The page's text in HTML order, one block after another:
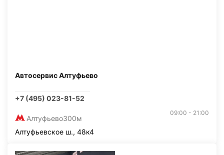
Автосервис Алтуфьево
+7 (495) 023-81-52
Алтуфьево300м
09:00 - 21:00
Алтуфьевское ш., 48к4